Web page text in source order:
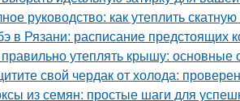
руководство: как утеплить
в Рязани: расписание предстоящих
правильно утеплять крышу: основные
свой чердак от холода:
из семян: простые шаги для